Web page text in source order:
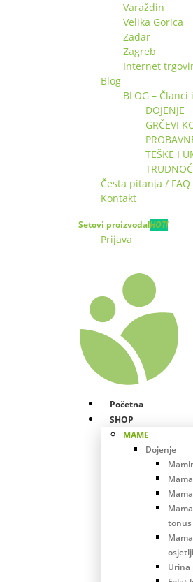
Varaždin
Velika Gorica
Zadar
Zagreb
Internet
Blog
BLOG –
DOJENJE
GRČEVI
TEŠKE I
Česta pitanja / FAQ
Kontakt
Setovi proizvoda!HOT!
Prijava
Početna
SHOP
MAME
Dojenje
tonus
Urina